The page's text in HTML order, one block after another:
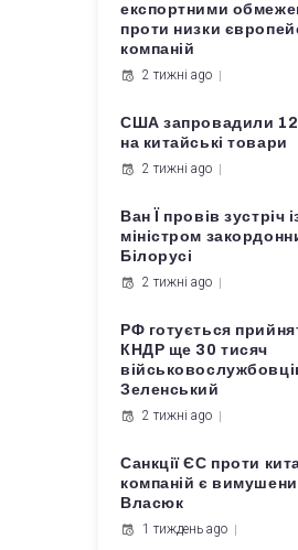
експортними
проти низки
компаній
2 тижні ago
США запровадили
на китайські товари
2 тижні ago
Ван Ї провів зустріч
міністром
Білорусі
2 тижні ago
РФ готується
КНДР ще 30 тисяч
Зеленський
2 тижні ago
Санкції ЄС проти
компаній є
Власюк
1 тиждень ago